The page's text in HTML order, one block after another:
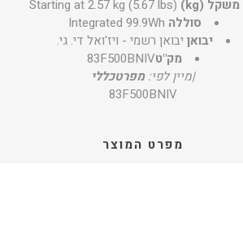
משקל (kg)
Starting at 2.57 kg (5.67 lbs)
סוללה Integrated 99.9Wh
יבואן יבואן רשמי - ויז'ואל די. גי.
מק"ט83F500BNIV
|מיין לפי: מפרטכללי
83F500BNIV
מפרט המוצר